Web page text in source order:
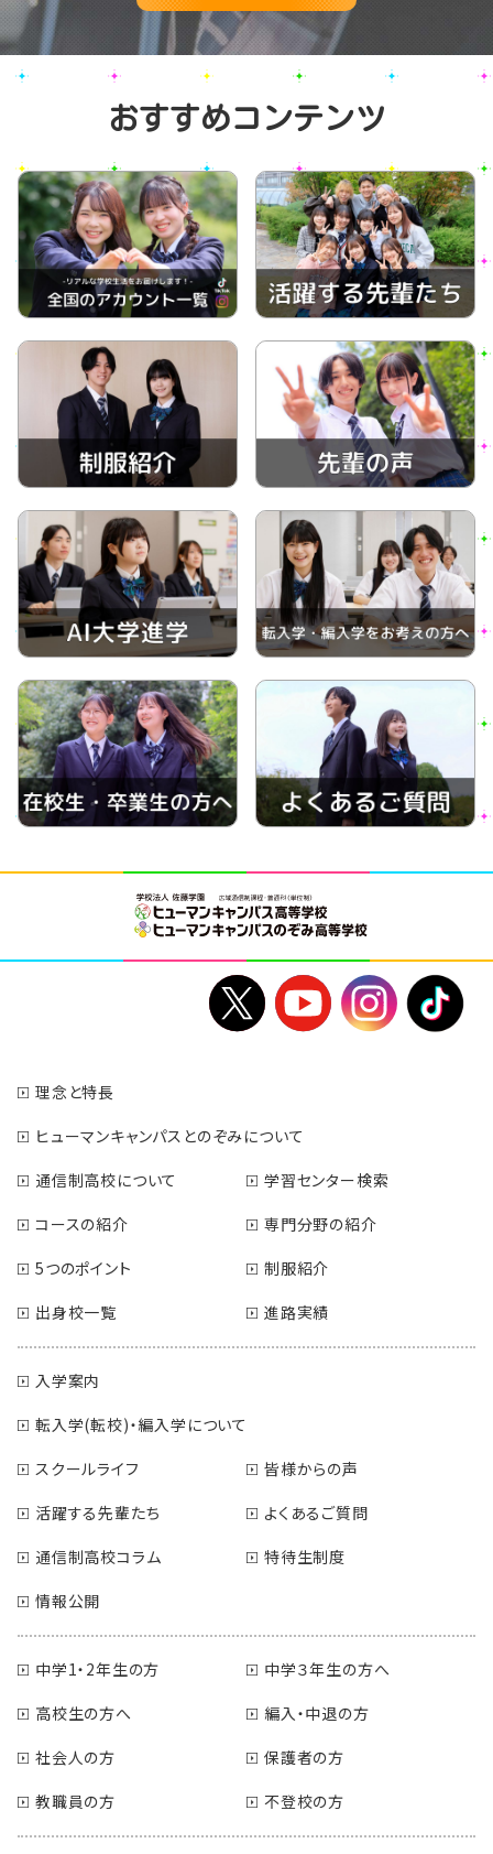
おすすめコンテンツ
理念と特長
ヒューマンキャンパスとのぞみについて
通信制高校について
学習センター検索
コースの紹介
専門分野の紹介
5つのポイント
制服紹介
出身校一覧
進路実績
入学案内
転入学(転校)・編入学について
スクールライフ
皆様からの声
活躍する先輩たち
よくあるご質問
通信制高校コラム
特待生制度
情報公開
中学1・2年生の方
中学３年生の方へ
高校生の方へ
編入・中退の方
社会人の方
保護者の方
教職員の方
不登校の方